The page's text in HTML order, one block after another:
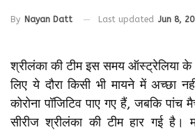
By Nayan Datt Last updated Jun 8,
श्रीलंका की टीम इस समय ऑस्ट्रेलिया के
लिए ये दौरा किसी भी मायने में अच्छा
कोरोना पॉजिटिव पाए गए हैं, जबकि
सीरीज श्रीलंका की टीम हार गई है।